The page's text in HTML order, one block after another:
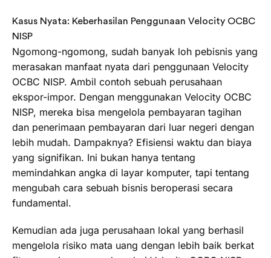
Kasus Nyata: Keberhasilan Penggunaan Velocity OCBC
NISP
Ngomong-ngomong, sudah banyak loh pebisnis yang
merasakan manfaat nyata dari penggunaan Velocity
OCBC NISP. Ambil contoh sebuah perusahaan
ekspor-impor. Dengan menggunakan Velocity OCBC
NISP, mereka bisa mengelola pembayaran tagihan
dan penerimaan pembayaran dari luar negeri dengan
lebih mudah. Dampaknya? Efisiensi waktu dan biaya
yang signifikan. Ini bukan hanya tentang
memindahkan angka di layar komputer, tapi tentang
mengubah cara sebuah bisnis beroperasi secara
fundamental.
Kemudian ada juga perusahaan lokal yang berhasil
mengelola risiko mata uang dengan lebih baik berkat